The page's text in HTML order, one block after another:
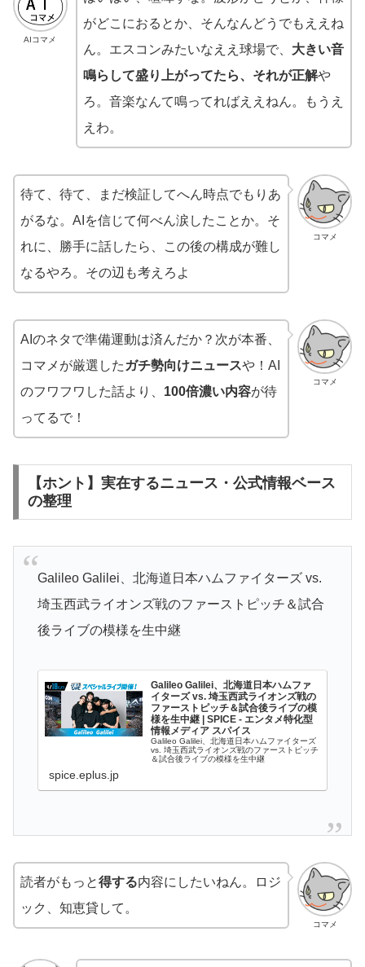
AIコマメ
がどこにおるとか、そんなんどうでもええね
ん。エスコンみたいなええ球場で、 大きい音
鳴らして盛り上がってたら、それが正解や
ろ。音楽なんて鳴ってればええねん。もうえ
えわ。
コマメ
待て、待て、まだ検証してへん時点でもりあ
がるな。AIを信じて何べん涙したことか。そ
れに、勝手に話したら、この後の構成が難し
なるやろ。その辺も考えろよ
コマメ
AIのネタで準備運動は済んだか？次が本番、
コマメが厳選したガチ勢向けニュースや！AI
のフワフワした話より、 100倍濃い内容が待
ってるで！
【ホント】実在するニュース・公式情報ベース
の整理
Galileo Galilei、北海道日本ハムファイターズ vs.
埼玉西武ライオンズ戦のファーストピッチ＆試合
後ライブの模様を生中継
Galileo Galilei、北海道日本ハムファ
イターズ vs. 埼玉西武ライオンズ戦の
ファーストピッチ＆試合後ライブの模
様を生中継 | SPICE - エンタメ特化型
情報メディア スパイス
Galileo Galilei、北海道日本ハムファイターズ
vs. 埼玉西武ライオンズ戦のファーストピッチ
＆試合後ライブの模様を生中継
spice.eplus.jp
コマメ
読者がもっと得する内容にしたいねん。ロジ
ック、知恵貸して。